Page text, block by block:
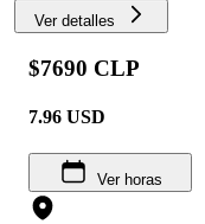
Ver detalles
$7690 CLP
7.96 USD
Ver horas